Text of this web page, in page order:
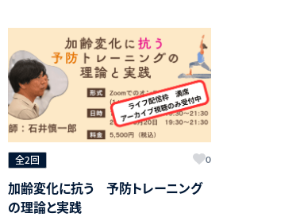
全2回 0
加齢変化に抗う 予防トレーニング
の理論と実践